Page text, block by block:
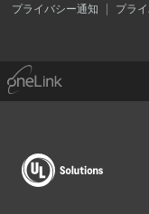
プライバシー通知 | プラ